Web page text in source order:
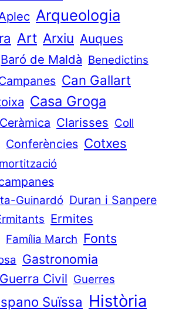
Arqueologia
Art Arxiu Auques
Baró de Maldà Benedictins
Can Gallart
Casa Groga
Ceràmica Clarisses Coll
Conferències Cotxes
Guinardó Duran i Sanpere
Ermites
Família March Fonts
Gastronomia
Guerra Civil Guerres
Suïssa Història